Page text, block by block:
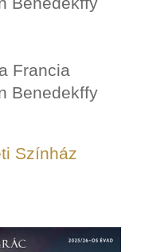
Francia
Benedekffy
Színház